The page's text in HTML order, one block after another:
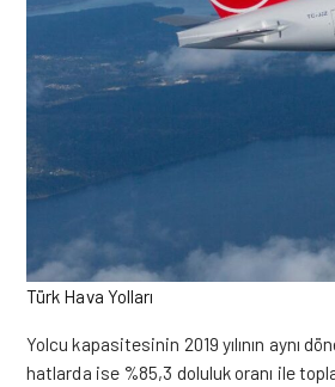
Türk Hava Yolları
Yolcu kapasitesinin 2019 yılının aynı
hatlarda ise %85,3 doluluk oranı ile